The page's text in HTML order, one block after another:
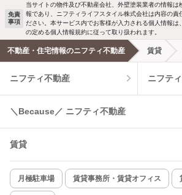
洗濯機置場あり 独
エアコンあり 都
温水洗浄便座 オ
コンロ2口以上
新着のみ イ
免責
事項
当サイトの物件及び不動産会社、外壁塗装業者の情報は
報であり、ニフティライフスタイル株式会社は内容の責
ださい。本サービス内でお客様が入力される個人情報は
の定める個人情報規約に従って取り扱われます。
不動産・住宅情報のニフティ不動産 賃貸
ニフティ不動産 ニフテ
＼Because／ ニフティ不動産
賃貸
月極駐車場 賃貸事務所・賃貸オフィス